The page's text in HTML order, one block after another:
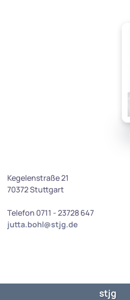
Kegelenstraße 21
70372 Stuttgart
Telefon 0711 - 23728 647
jutta.bohl@stjg.de
stjg